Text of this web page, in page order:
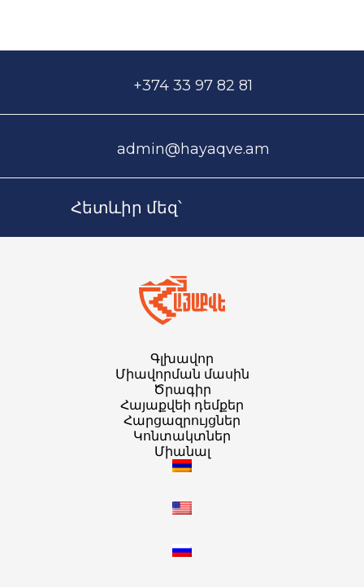
+374 33 97 82 81
admin@hayaqve.am
Հետևիր մեզ՝
Գլխավոր
Միավորման մասին
Ծրագիր
Հայաքվեի դեմքեր
Հարցազրույցներ
Կոնտակտներ
Միանալ